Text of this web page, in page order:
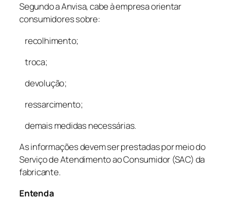
Segundo a Anvisa, cabe à empresa orientar
consumidores sobre:
recolhimento;
troca;
devolução;
ressarcimento;
demais medidas necessárias.
As informações devem ser prestadas por meio do
Serviço de Atendimento ao Consumidor (SAC) da
fabricante.
Entenda